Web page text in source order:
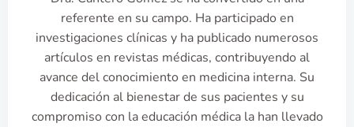
referente en su campo. Ha participado en
investigaciones clínicas y ha publicado numerosos
artículos en revistas médicas, contribuyendo al
avance del conocimiento en medicina interna. Su
dedicación al bienestar de sus pacientes y su
compromiso con la educación médica la han llevado